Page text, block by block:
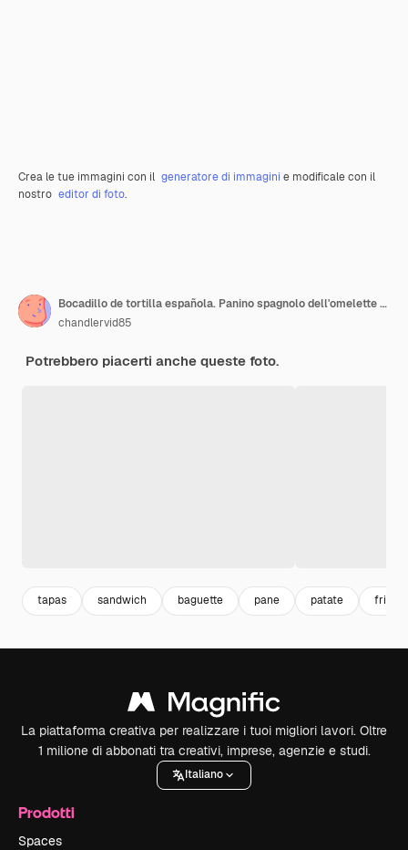
Crea le tue immagini con il generatore di immagini e modificale con il
nostro editor di foto.
Bocadillo de tortilla española. Panino spagnolo dell'omelette della patata sulla tavola di legno
chandlervid85
Potrebbero piacerti anche queste foto.
tapas sandwich baguette pane patate fritto
La piattaforma creativa per realizzare i tuoi migliori lavori. Oltre
1 milione di abbonati tra creativi, imprese, agenzie e studi.
Italiano
Prodotti
Spaces